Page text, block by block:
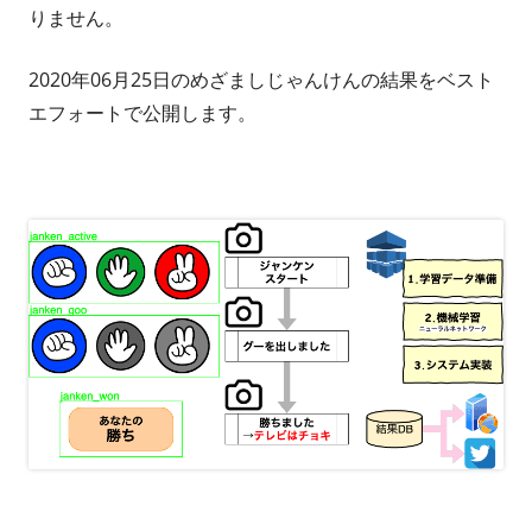
りません。
2020年06月25日のめざましじゃんけんの結果をベスト
エフォートで公開します。